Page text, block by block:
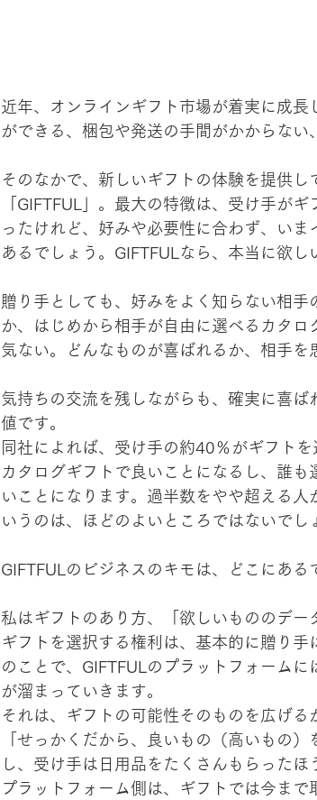
近年、オンラインギフト市場が着実に成
ができる、梱包や発送の手間がかからない
そのなかで、新しいギフトの体験を提供
「GIFTFUL」。最大の特徴は、受け手が
ったけれど、好みや必要性に合わず、い
あるでしょう。GIFTFULなら、本当に欲し
贈り手としても、好みをよく知らない相
か、はじめから相手が自由に選べるカタ
気ない。どんなものが喜ばれるか、相手を
気持ちの交流を残しながらも、確実に喜
値です。
同社によれば、受け手の約40％がギフト
カタログギフトで良いことになるし、誰
いことになります。過半数をやや超える
いうのは、ほどのよいところではないでし
GIFTFULのビジネスのキモは、どこにある
私はギフトのあり方、「欲しいもののデー
ギフトを選択する権利は、基本的に贈り
のことで、GIFTFULのプラットフォーム
が溜まっていきます。
それは、ギフトの可能性そのものを広げる
「せっかくだから、良いもの（高いもの
し、受け手は日用品をたくさんもらったほ
プラットフォーム側は、ギフトでは今ま